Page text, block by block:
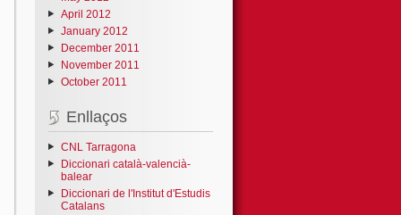
April 2012
January 2012
December 2011
November 2011
October 2011
Enllaços
CNL Tarragona
Diccionari català-valencià-
balear
Diccionari de l'Institut d'Estudis
Catalans